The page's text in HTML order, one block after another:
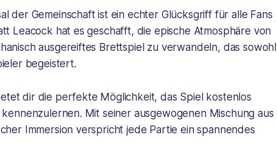
der Gemeinschaft ist ein echter Glücksgriff für alle Fans
Leacock hat es geschafft, die epische Atmosphäre von
ausgereiftes Brettspiel zu verwandeln, das sowohl
begeistert.
dir die perfekte Möglichkeit, das Spiel kostenlos
Mit seiner ausgewogenen Mischung aus
Immersion verspricht jede Partie ein spannendes